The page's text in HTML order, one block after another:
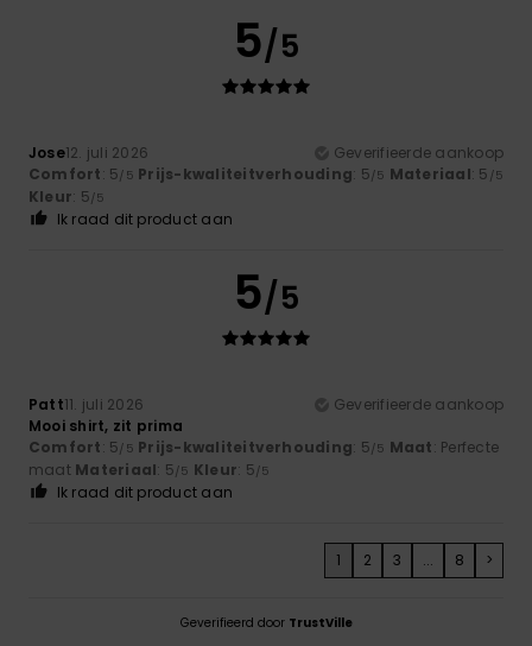
5/5
Jose12. juli 2026
Geverifieerde aankoop
Comfort: 5/5 Prijs-kwaliteitverhouding: 5/5 Materiaal: 5 /5
Kleur: 5/5
Ik raad dit product aan
5/5
Patt11. juli 2026
Geverifieerde aankoop
Mooi shirt, zit prima
Comfort: 5/5 Prijs-kwaliteitverhouding: 5/5 Maat: Perfecte
maat Materiaal: 5/5 Kleur: 5/5
Ik raad dit product aan
1 2 3 ... 8 >
Geverifieerd door TrustVille